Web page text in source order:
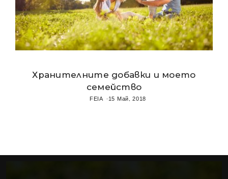
Хранителните добавки и моето
семейство
FEIA 15 Май, 2018